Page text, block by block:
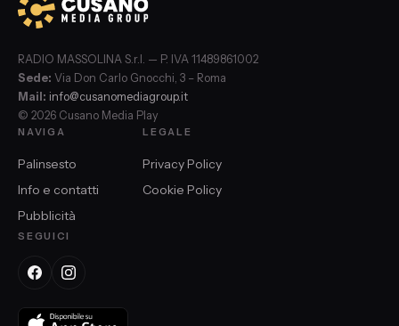
RADIO MASSOLINA S.r.l. — P. IVA 11489861002
Sede: Via Don Carlo Gnocchi, 3 – Roma
Mail: info@cusanomediagroup.it
© 2026 Cusano Media Play
NAVIGA
Palinsesto
Info e contatti
Pubblicità
LEGALE
Privacy Policy
Cookie Policy
SEGUICI